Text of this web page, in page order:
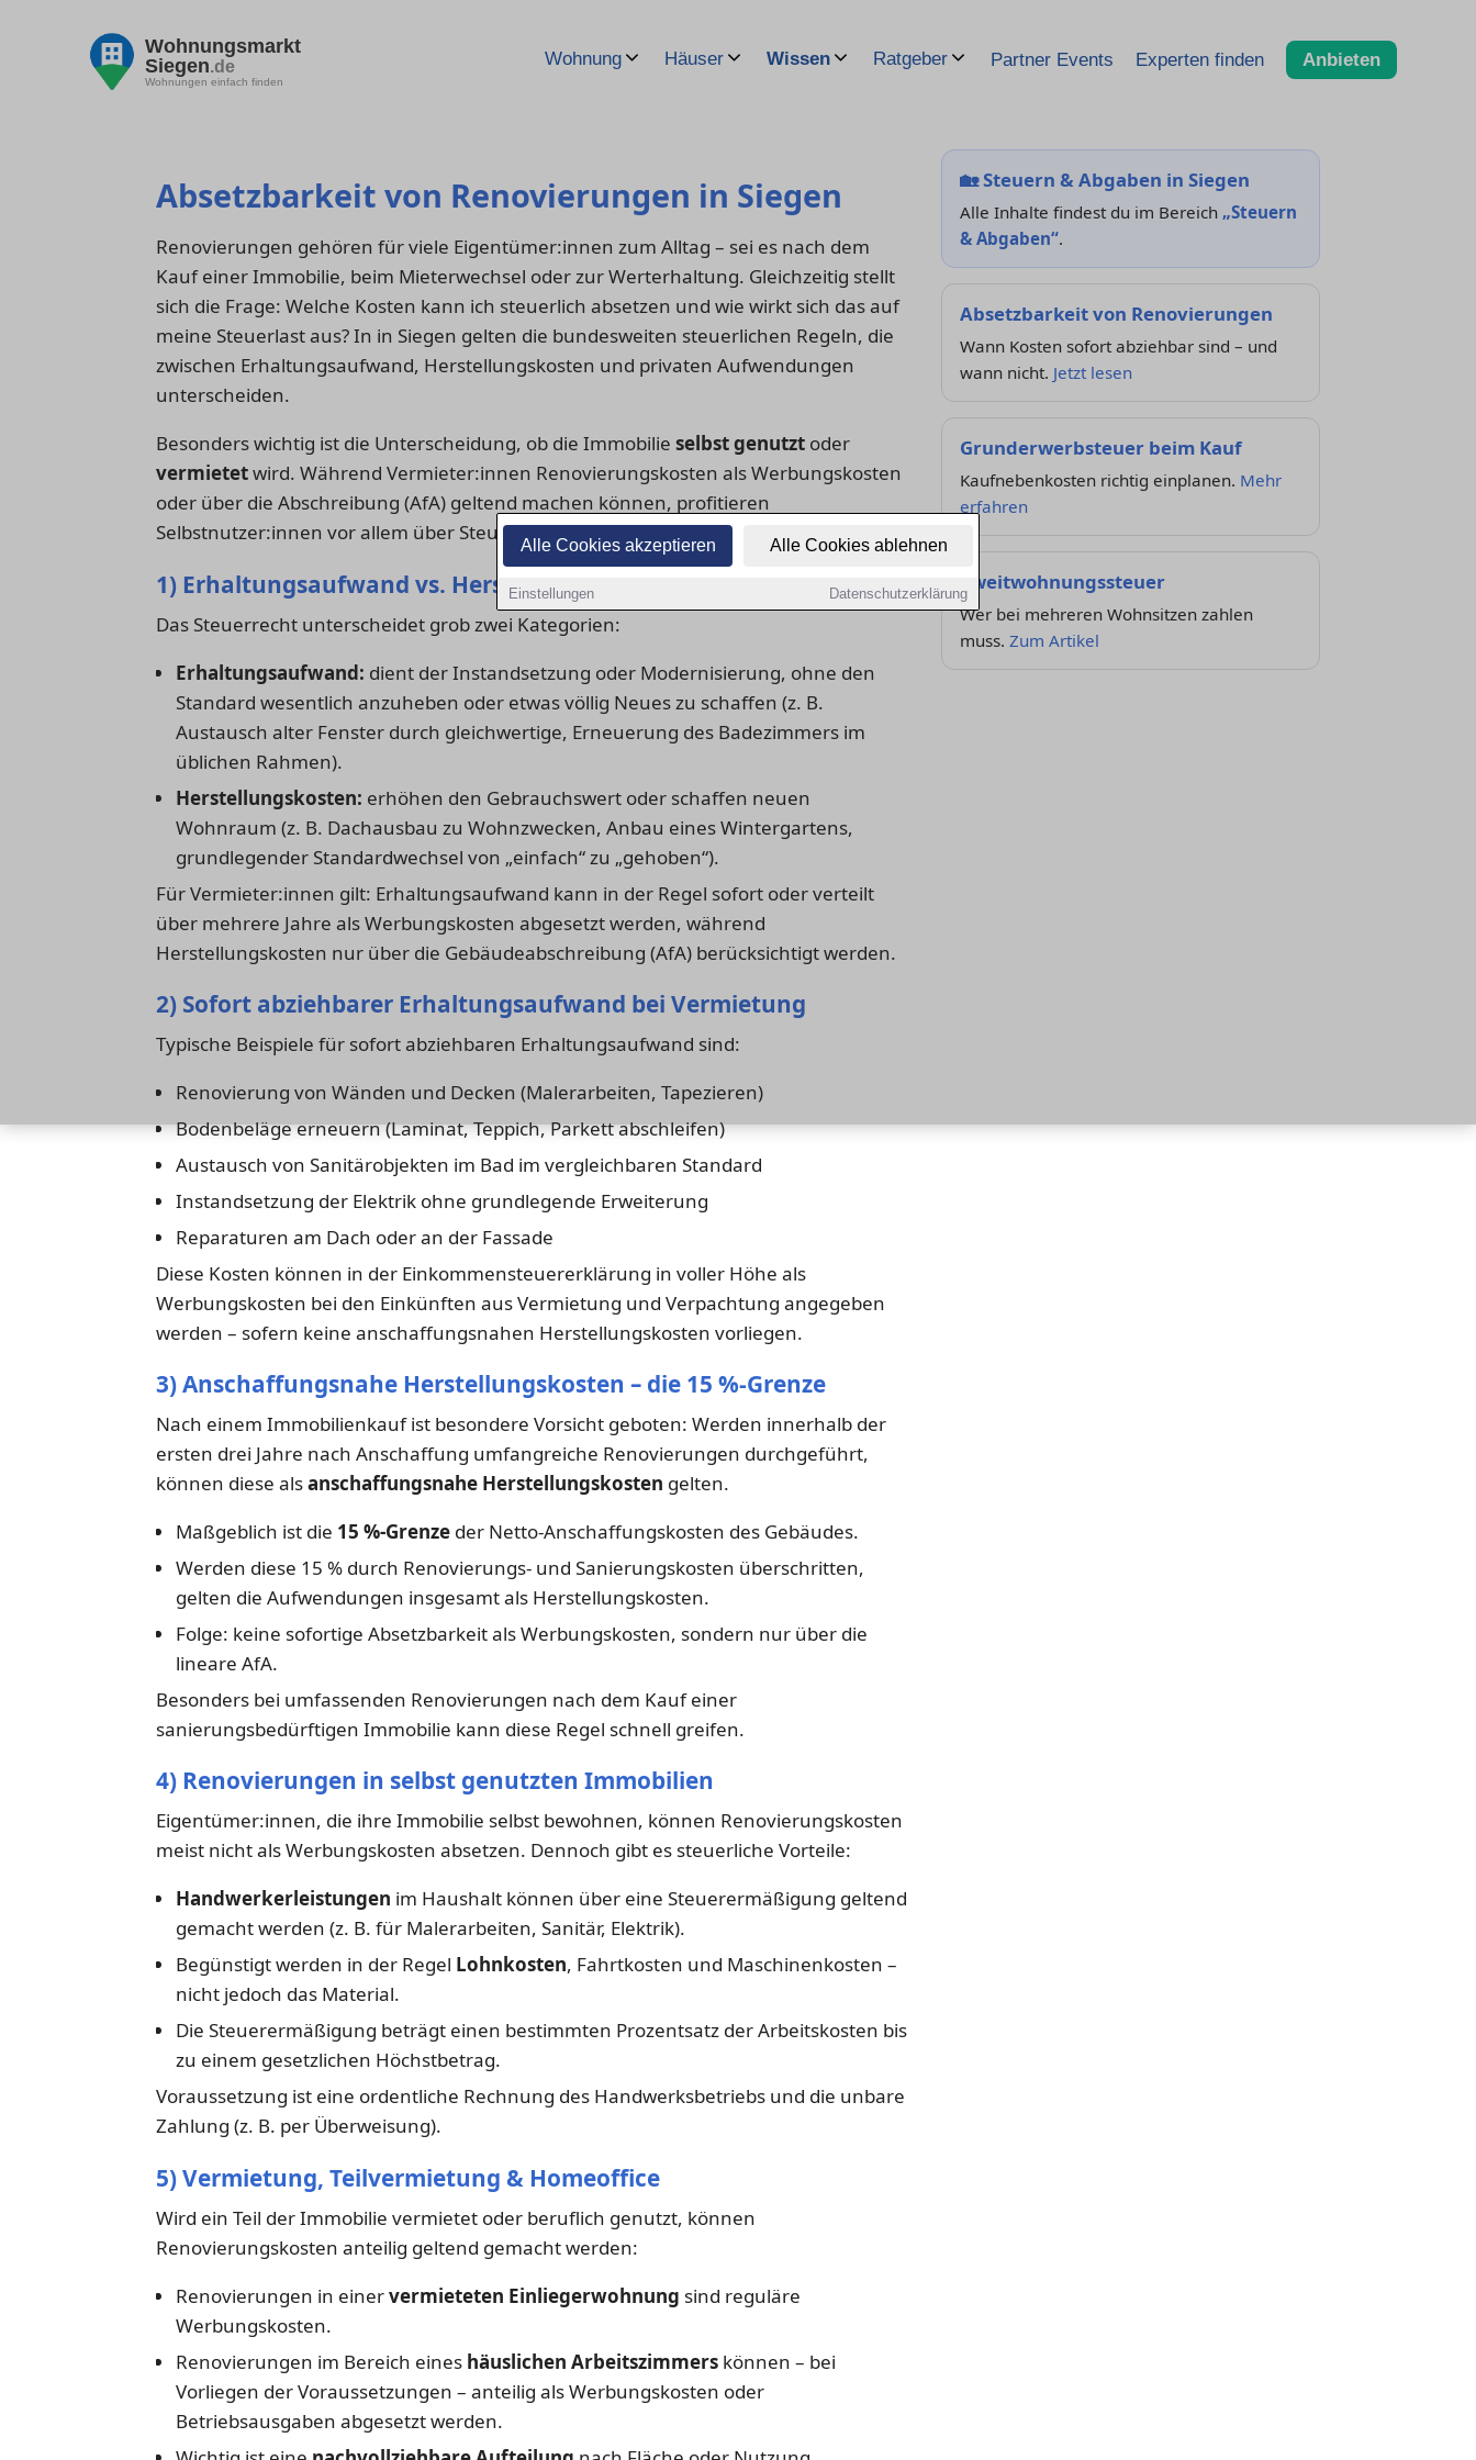
Alle Cookies akzeptieren Alle Cookies ablehnen
Einstellungen Datenschutzerklärung
Wohnungsmarkt
Siegen.de
Wohnungen einfach finden
Wohnung Häuser Wissen Ratgeber Partner Events Experten finden Anbieten
Absetzbarkeit von Renovierungen in Siegen
Renovierungen gehören für viele Eigentümer:innen zum Alltag – sei es nach dem
Kauf einer Immobilie, beim Mieterwechsel oder zur Werterhaltung. Gleichzeitig stellt
sich die Frage: Welche Kosten kann ich steuerlich absetzen und wie wirkt sich das auf
meine Steuerlast aus? In in Siegen gelten die bundesweiten steuerlichen Regeln, die
zwischen Erhaltungsaufwand, Herstellungskosten und privaten Aufwendungen
unterscheiden.
Besonders wichtig ist die Unterscheidung, ob die Immobilie selbst genutzt oder
vermietetwird. Während Vermieter:innen Renovierungskosten als Werbungskosten
oder über die Abschreibung (AfA) geltend machen können, profitieren
Selbstnutzer:innen vor allem über Steuerermäßigungen für Handwerkerleistungen.
1) Erhaltungsaufwand vs. Herstellungskosten
Das Steuerrecht unterscheidet grob zwei Kategorien:
Erhaltungsaufwand: dient der Instandsetzung oder Modernisierung, ohne den
Standard wesentlich anzuheben oder etwas völlig Neues zu schaffen (z. B.
Austausch alter Fenster durch gleichwertige, Erneuerung des Badezimmers im
üblichen Rahmen).
Herstellungskosten: erhöhen den Gebrauchswert oder schaffen neuen
Wohnraum (z. B. Dachausbau zu Wohnzwecken, Anbau eines Wintergartens,
grundlegender Standardwechsel von „einfach“ zu „gehoben“).
Für Vermieter:innen gilt: Erhaltungsaufwand kann in der Regel sofort oder verteilt
über mehrere Jahre als Werbungskosten abgesetzt werden, während
Herstellungskosten nur über die Gebäudeabschreibung (AfA) berücksichtigt werden.
2) Sofort abziehbarer Erhaltungsaufwand bei Vermietung
Typische Beispiele für sofort abziehbaren Erhaltungsaufwand sind:
Renovierung von Wänden und Decken (Malerarbeiten, Tapezieren)
Bodenbeläge erneuern (Laminat, Teppich, Parkett abschleifen)
Austausch von Sanitärobjekten im Bad im vergleichbaren Standard
Instandsetzung der Elektrik ohne grundlegende Erweiterung
Reparaturen am Dach oder an der Fassade
Diese Kosten können in der Einkommensteuererklärung in voller Höhe als
Werbungskosten bei den Einkünften aus Vermietung und Verpachtung angegeben
werden – sofern keine anschaffungsnahen Herstellungskosten vorliegen.
3) Anschaffungsnahe Herstellungskosten – die 15 %-Grenze
Nach einem Immobilienkauf ist besondere Vorsicht geboten: Werden innerhalb der
ersten drei Jahre nach Anschaffung umfangreiche Renovierungen durchgeführt,
können diese alsanschaffungsnahe Herstellungskosten gelten.
Maßgeblich ist die 15 %-Grenzeder Netto-Anschaffungskosten des Gebäudes.
Werden diese 15 % durch Renovierungs- und Sanierungskosten überschritten,
gelten die Aufwendungen insgesamt als Herstellungskosten.
Folge: keine sofortige Absetzbarkeit als Werbungskosten, sondern nur über die
lineare AfA.
Besonders bei umfassenden Renovierungen nach dem Kauf einer
sanierungsbedürftigen Immobilie kann diese Regel schnell greifen.
4) Renovierungen in selbst genutzten Immobilien
Eigentümer:innen, die ihre Immobilie selbst bewohnen, können Renovierungskosten
meist nicht als Werbungskosten absetzen. Dennoch gibt es steuerliche Vorteile:
Handwerkerleistungen im Haushalt können über eine Steuerermäßigung geltend
gemacht werden (z. B. für Malerarbeiten, Sanitär, Elektrik).
Begünstigt werden in der Regel Lohnkosten, Fahrtkosten und Maschinenkosten –
nicht jedoch das Material.
Die Steuerermäßigung beträgt einen bestimmten Prozentsatz der Arbeitskosten bis
zu einem gesetzlichen Höchstbetrag.
Voraussetzung ist eine ordentliche Rechnung des Handwerksbetriebs und die unbare
Zahlung (z. B. per Überweisung).
5) Vermietung, Teilvermietung & Homeoffice
Wird ein Teil der Immobilie vermietet oder beruflich genutzt, können
Renovierungskosten anteilig geltend gemacht werden:
Renovierungen in einervermieteten Einliegerwohnung sind reguläre
Werbungskosten.
Renovierungen im Bereich eines häuslichen Arbeitszimmerskönnen – bei
Vorliegen der Voraussetzungen – anteilig als Werbungskosten oder
Betriebsausgaben abgesetzt werden.
🏡Steuern & Abgaben in Siegen
Alle Inhalte findest du im Bereich „Steuern
& Abgaben“.
Absetzbarkeit von Renovierungen
Wann Kosten sofort abziehbar sind – und
wann nicht. Jetzt lesen
Grunderwerbsteuer beim Kauf
Kaufnebenkosten richtig einplanen. Mehr
erfahren
Zweitwohnungssteuer
Wer bei mehreren Wohnsitzen zahlen
muss. Zum Artikel